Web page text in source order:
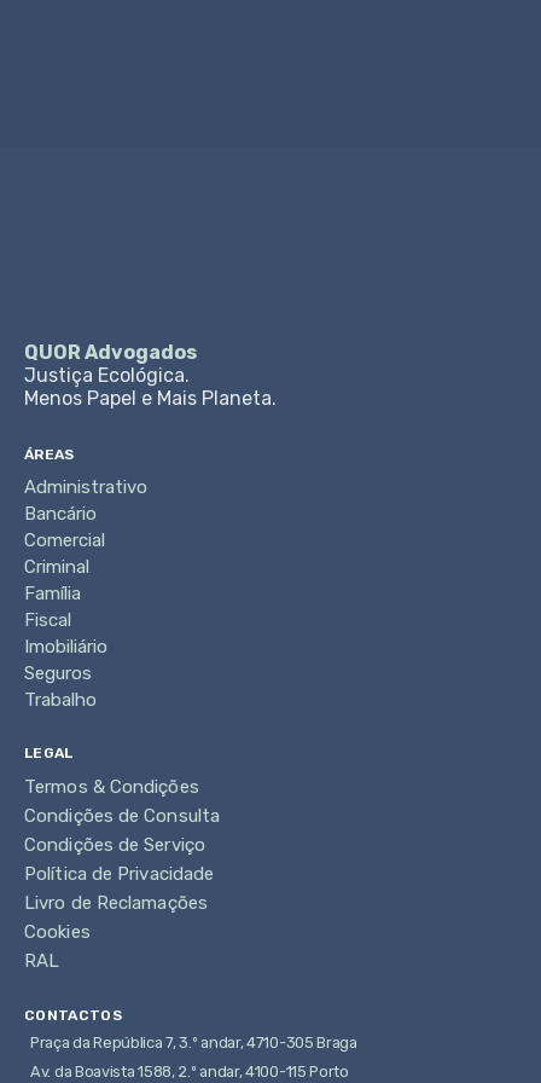
QUOR Advogados
Justiça Ecológica.
Menos Papel e Mais Planeta.
ÁREAS
Administrativo
Bancário
Comercial
Criminal
Família
Fiscal
Imobiliário
Seguros
Trabalho
LEGAL
Termos & Condições
Condições de Consulta
Condições de Serviço
Política de Privacidade
Livro de Reclamações
Cookies
RAL
CONTACTOS
Praça da República 7, 3.º andar, 4710-305 Braga
Av. da Boavista 1588, 2.º andar, 4100-115 Porto